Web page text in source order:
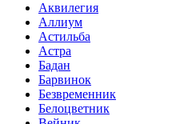
Аквилегия
Аллиум
Астильба
Астра
Бадан
Барвинок
Безвременник
Белоцветник